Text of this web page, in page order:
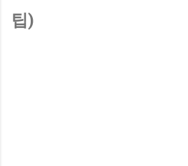
팁)